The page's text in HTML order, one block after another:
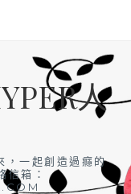
人
，一起創造過癮的
箱：